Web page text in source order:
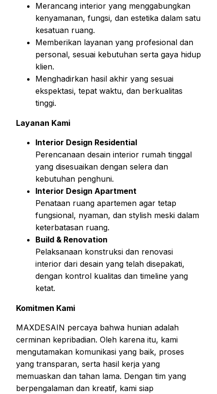
Merancang interior yang menggabungkan
kenyamanan, fungsi, dan estetika dalam satu
kesatuan ruang.
Memberikan layanan yang profesional dan
personal, sesuai kebutuhan serta gaya hidup
klien.
Menghadirkan hasil akhir yang sesuai
ekspektasi, tepat waktu, dan berkualitas
tinggi.
Layanan Kami
Interior Design Residential
Perencanaan desain interior rumah tinggal
yang disesuaikan dengan selera dan
kebutuhan penghuni.
Interior Design Apartment
Penataan ruang apartemen agar tetap
fungsional, nyaman, dan stylish meski dalam
keterbatasan ruang.
Build & Renovation
Pelaksanaan konstruksi dan renovasi
interior dari desain yang telah disepakati,
dengan kontrol kualitas dan timeline yang
ketat.
Komitmen Kami
MAXDESAIN percaya bahwa hunian adalah
cerminan kepribadian. Oleh karena itu, kami
mengutamakan komunikasi yang baik, proses
yang transparan, serta hasil kerja yang
memuaskan dan tahan lama. Dengan tim yang
berpengalaman dan kreatif, kami siap